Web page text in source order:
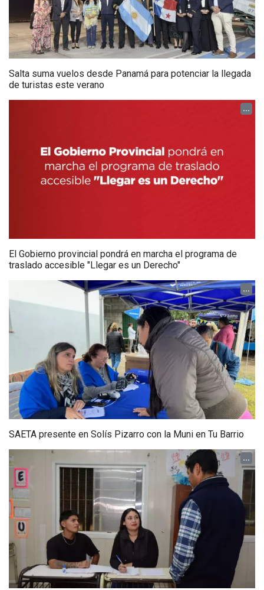
Salta suma vuelos desde Panamá para potenciar la llegada
de turistas este verano
...
El Gobierno provincial pondrá en marcha el programa de
traslado accesible "Llegar es un Derecho"
...
SAETA presente en Solís Pizarro con la Muni en Tu Barrio
...